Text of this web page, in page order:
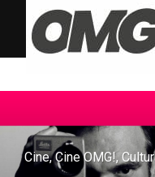
Cine,Cine OMG!,